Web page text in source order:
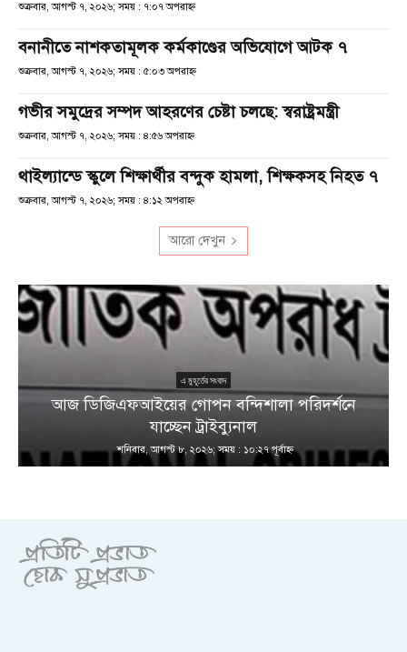
শুক্রবার, আগস্ট ৭, ২০২৬; সময় : ৭:০৭ অপরাহ্ণ
বনানীতে নাশকতামূলক কর্মকাণ্ডের অভিযোগে আটক ৭
শুক্রবার, আগস্ট ৭, ২০২৬; সময় : ৫:০৩ অপরাহ্ণ
গভীর সমুদ্রের সম্পদ আহরণের চেষ্টা চলছে: স্বরাষ্ট্রমন্ত্রী
শুক্রবার, আগস্ট ৭, ২০২৬; সময় : ৪:৫৬ অপরাহ্ণ
থাইল্যান্ডে স্কুলে শিক্ষার্থীর বন্দুক হামলা, শিক্ষকসহ নিহত ৭
শুক্রবার, আগস্ট ৭, ২০২৬; সময় : ৪:১২ অপরাহ্ণ
আরো দেখুন
এ মুহূর্তের সংবাদ
আজ ডিজিএফআইয়ের গোপন বন্দিশালা পরিদর্শনে
যাচ্ছেন ট্রাইব্যুনাল
শনিবার, আগস্ট ৮, ২০২৬; সময় : ১০:২৭ পূর্বাহ্ণ